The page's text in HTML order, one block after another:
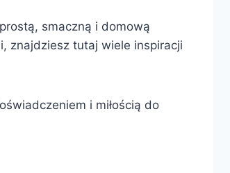
smaczną i domową
znajdziesz tutaj wiele inspiracji
i miłością do